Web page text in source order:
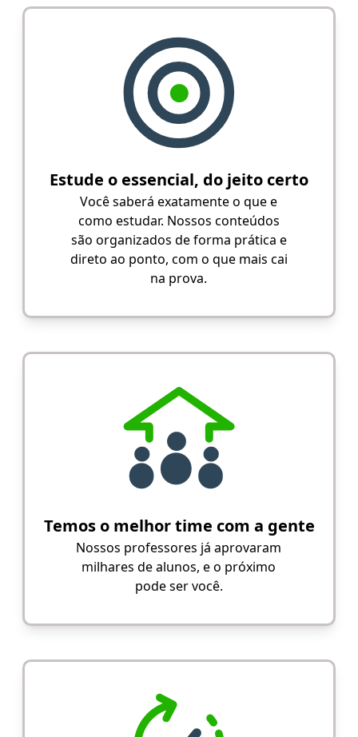
Estude o essencial, do jeito certo
Você saberá exatamente o que e
como estudar. Nossos conteúdos
são organizados de forma prática e
direto ao ponto, com o que mais cai
na prova.
Temos o melhor time com a gente
Nossos professores já aprovaram
milhares de alunos, e o próximo
pode ser você.